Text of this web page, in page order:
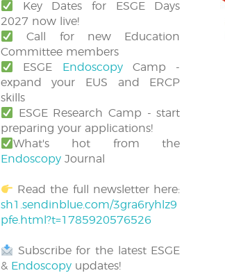
Key Dates for ESGE Days
2027 now live!
Call for new Education
Committee members
ESGE
EndoscopyCamp -
expand your EUS and ERCP
skills
ESGE Research Camp - start
preparing your applications!
What's hot from the
EndoscopyJournal
Read the full newsletter here:
sh1.sendinblue.com/3gra6ryhlz9
pfe.html?t=1785920576526
Subscribe for the latest ESGE
& Endoscopyupdates!